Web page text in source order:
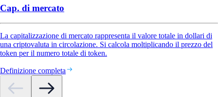
Cap. di mercato
La capitalizzazione di mercato rappresenta il valore totale in dollari di
una criptovaluta in circolazione. Si calcola moltiplicando il prezzo del
token per il numero totale di token.
Definizione completa